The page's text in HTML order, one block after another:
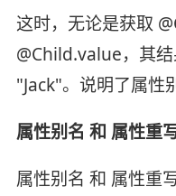
这时，无论是获取
@Child.value，其
"Jack"。说明了属性
属性别名 和 属性重
属性别名 和 属性重